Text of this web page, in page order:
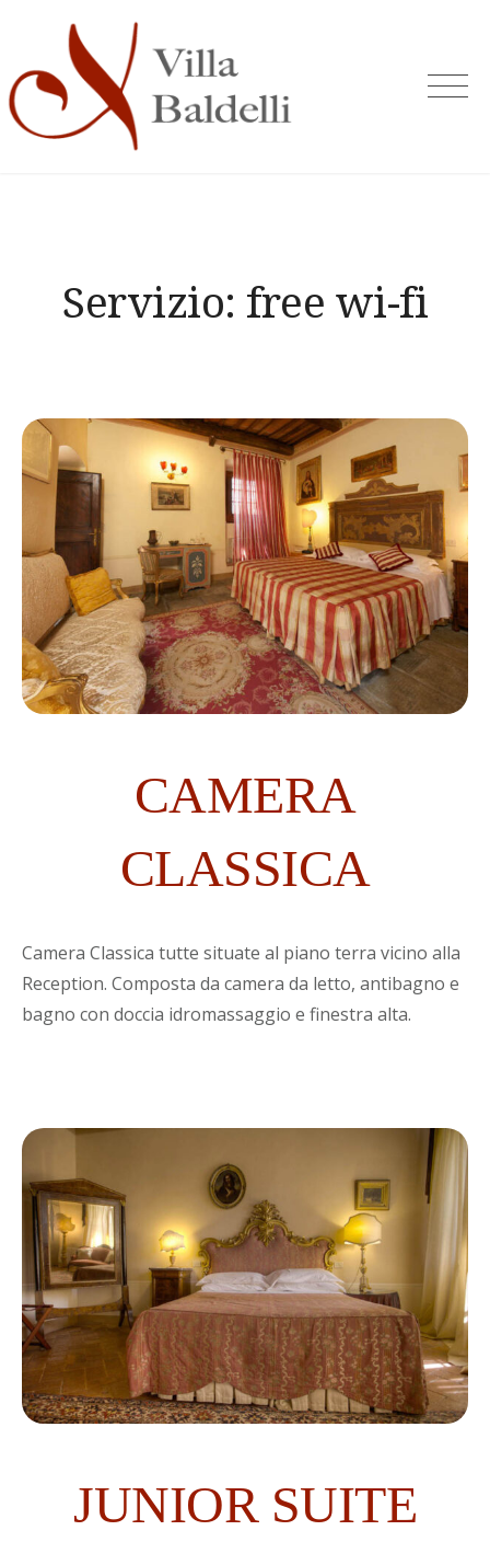
content
Servizio: free wi-fi
CAMERA
CLASSICA
Camera Classica tutte situate al piano terra vicino alla
Reception. Composta da camera da letto, antibagno e
bagno con doccia idromassaggio e finestra alta.
JUNIOR SUITE